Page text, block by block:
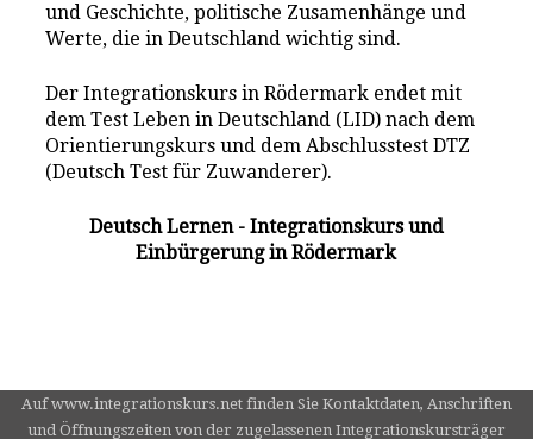
und Geschichte, politische Zusamenhänge und
Werte, die in Deutschland wichtig sind.
Der Integrationskurs in Rödermark endet mit
dem Test Leben in Deutschland (LID) nach dem
Orientierungskurs und dem Abschlusstest DTZ
(Deutsch Test für Zuwanderer).
Deutsch Lernen - Integrationskurs und
Einbürgerung in Rödermark
Auf www.integrationskurs.net finden Sie Kontaktdaten, Anschriften
und Öffnungszeiten von der zugelassenen Integrationskursträger